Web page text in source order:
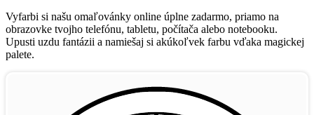
Vyfarbi si našu omaľovánky online úplne zadarmo, priamo na
obrazovke tvojho telefónu, tabletu, počítača alebo notebooku.
Upusti uzdu fantázii a namiešaj si akúkoľvek farbu vďaka magickej
palete.